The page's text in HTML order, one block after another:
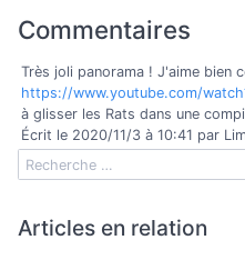
Commentaires
Très joli panorama ! J'aime bien
https://www.youtube.com/
à glisser les Rats dans une
Écrit le 2020/11/3 à 10:41 par
Articles en relation